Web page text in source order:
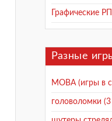
Графические
Разные
MOBA (игры в
головоломки